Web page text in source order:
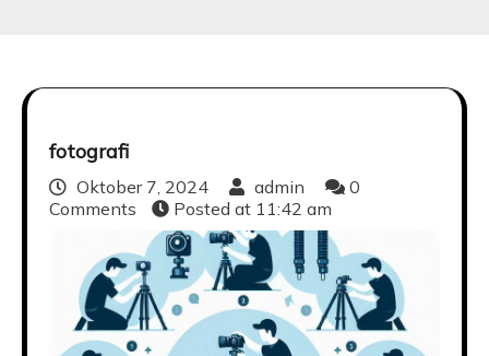
fotografi
Oktober 7, 2024 admin
0
Comments
Posted at 11:42 am